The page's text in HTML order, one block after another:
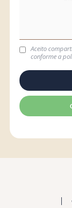
Aceito
conforme a